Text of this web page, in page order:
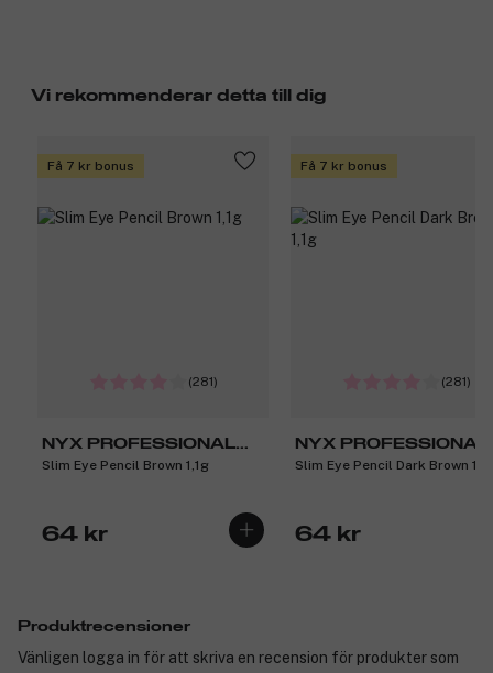
Vi rekommenderar detta till dig
Få 7 kr bonus
(281)
NYX PROFESSIONAL
MAKEUP
Slim Eye Pencil Brown 1,1g
64 kr
Få 7 kr bonus
(281)
NYX PROFESSIONAL
MAKEUP
Slim Eye Pencil Dark Brown
64 kr
Produktrecensioner
Vänligen logga in för att skriva en recension för produkter som